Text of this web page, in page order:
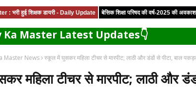
: भरी हुई शिक्षक डायरी - Daily Update बेसिक शिक्षा परिषद की वर्ष-2025 की
Ka Master Latest Updates👇
Master News स्कूल में घुसकर महिला टीचर से मारपीट; लाठी और डंडों से पीटा, बाल
महिला टीचर से मारपीट; लाठी और